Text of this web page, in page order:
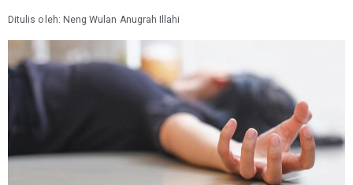
Ditulis oleh: Neng Wulan Anugrah Illahi